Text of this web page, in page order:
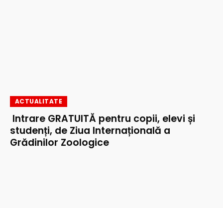
ACTUALITATE
Intrare GRATUITĂ pentru copii, elevi și
studenți, de Ziua Internațională a
Grădinilor Zoologice